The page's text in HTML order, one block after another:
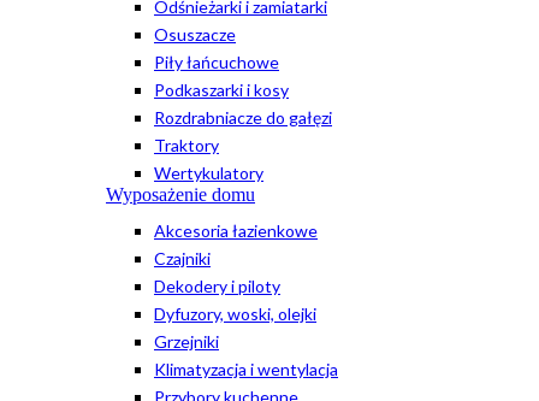
Odśnieżarki i zamiatarki
Osuszacze
Piły łańcuchowe
Podkaszarki i kosy
Rozdrabniacze do gałęzi
Traktory
Wertykulatory
Wyposażenie domu
Akcesoria łazienkowe
Czajniki
Dekodery i piloty
Dyfuzory, woski, olejki
Grzejniki
Klimatyzacja i wentylacja
Przybory kuchenne